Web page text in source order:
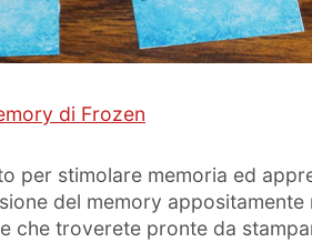
di Frozen
per stimolare memoria ed
del memory
che troverete pronte da